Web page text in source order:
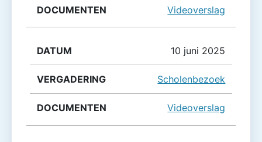
Videoverslag
10 juni 2025
Scholenbezoek
Videoverslag